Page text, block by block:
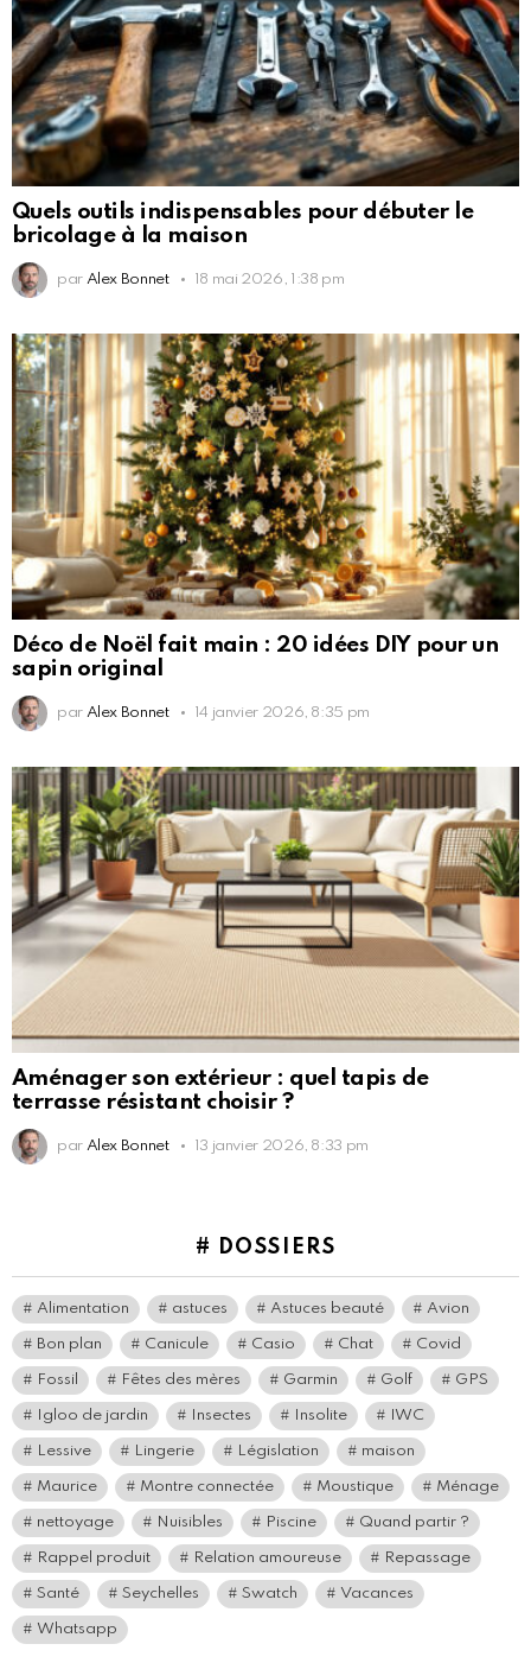
Quels outils indispensables pour débuter le
bricolage à la maison
par Alex Bonnet 18 mai 2026, 1:38 pm
Déco de Noël fait main : 20 idées DIY pour un
sapin original
par Alex Bonnet 14 janvier 2026, 8:35 pm
Aménager son extérieur : quel tapis de
terrasse résistant choisir ?
par Alex Bonnet 13 janvier 2026, 8:33 pm
# DOSSIERS
Alimentation astuces Astuces beauté Avion
Bon plan Canicule Casio Chat Covid
Fossil Fêtes des mères Garmin Golf GPS
Igloo de jardin Insectes Insolite IWC
Lessive Lingerie Législation maison
Maurice Montre connectée Moustique Ménage
nettoyage Nuisibles Piscine Quand partir ?
Rappel produit Relation amoureuse Repassage
Santé Seychelles Swatch Vacances
Whatsapp